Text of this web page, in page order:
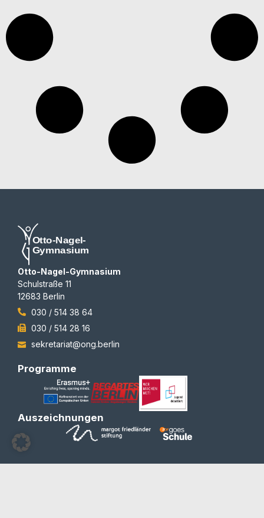
Otto-Nagel-Gymnasium
Schulstraße 11
12683 Berlin
030 / 514 38 64
030 / 514 28 16
sekretariat@ong.berlin
Programme
Auszeichnungen